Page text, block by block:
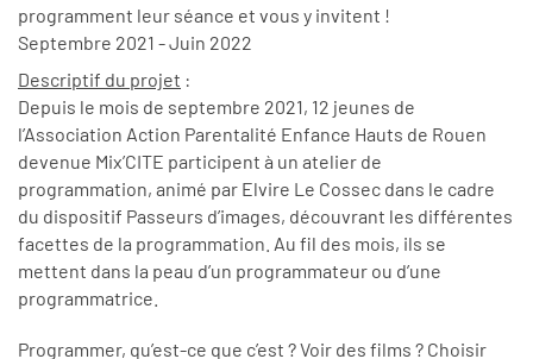
programment leur séance et vous y invitent !
Septembre 2021 - Juin 2022
Descriptif du projet :
Depuis le mois de septembre 2021, 12 jeunes de
l’Association Action Parentalité Enfance Hauts de Rouen
devenue Mix’CITE participent à un atelier de
programmation, animé par Elvire Le Cossec dans le cadre
du dispositif Passeurs d’images, découvrant les différentes
facettes de la programmation. Au fil des mois, ils se
mettent dans la peau d’un programmateur ou d’une
programmatrice.
Programmer, qu’est-ce que c’est ? Voir des films ? Choisir